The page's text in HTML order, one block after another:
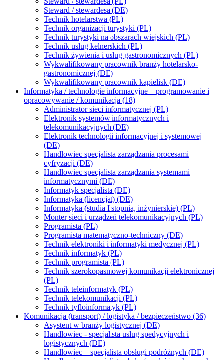
Steward / stewardesa (DE)
Technik hotelarstwa (PL)
Technik organizacji turystyki (PL)
Technik turystyki na obszarach wiejskich (PL)
Technik usług kelnerskich (PL)
Technik żywienia i usług gastronomicznych (PL)
Wykwalifikowany pracownik branży hotelarsko-
gastronomicznej (DE)
Wykwalifikowany pracownik kąpielisk (DE)
Informatyka / technologie informacyjne – programowanie i
opracowywanie / komunikacja (18)
Administrator sieci informatycznej (PL)
Elektronik systemów informatycznych i
telekomunikacyjnych (DE)
Elektronik technologii informacyjnej i systemowej
(DE)
Handlowiec specjalista zarządzania procesami
cyfryzacji (DE)
Handlowiec specjalista zarządzania systemami
informatycznymi (DE)
Informatyk specjalista (DE)
Informatyka (licencjat) (DE)
Informatyka (studia I stopnia, inżynierskie) (PL)
Monter sieci i urządzeń telekomunikacyjnych (PL)
Programista (PL)
Programista matematyczno-techniczny (DE)
Technik elektroniki i informatyki medycznej (PL)
Technik informatyk (PL)
Technik programista (PL)
Technik szerokopasmowej komunikacji elektronicznej
(PL)
Technik teleinformatyk (PL)
Technik telekomunikacji (PL)
Technik tyfloinformatyk (PL)
Komunikacja (transport) / logistyka / bezpieczeństwo (36)
Asystent w branży logistycznej (DE)
Handlowiec - specjalista usług spedycyjnych i
logistycznych (DE)
Handlowiec – specjalista obsługi podróżnych (DE)